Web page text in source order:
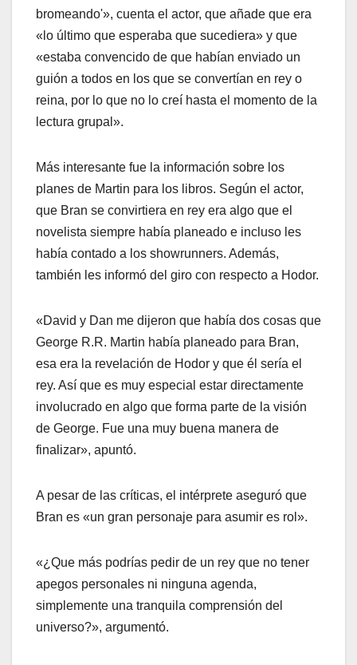
bromeando'», cuenta el actor, que añade que era
«lo último que esperaba que sucediera» y que
«estaba convencido de que habían enviado un
guión a todos en los que se convertían en rey o
reina, por lo que no lo creí hasta el momento de la
lectura grupal».
Más interesante fue la información sobre los
planes de Martin para los libros. Según el actor,
que Bran se convirtiera en rey era algo que el
novelista siempre había planeado e incluso les
había contado a los showrunners. Además,
también les informó del giro con respecto a Hodor.
«David y Dan me dijeron que había dos cosas que
George R.R. Martin había planeado para Bran,
esa era la revelación de Hodor y que él sería el
rey. Así que es muy especial estar directamente
involucrado en algo que forma parte de la visión
de George. Fue una muy buena manera de
finalizar», apuntó.
A pesar de las críticas, el intérprete aseguró que
Bran es «un gran personaje para asumir es rol».
«¿Que más podrías pedir de un rey que no tener
apegos personales ni ninguna agenda,
simplemente una tranquila comprensión del
universo?», argumentó.